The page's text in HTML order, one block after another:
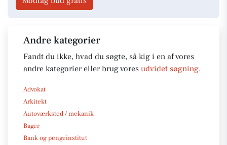
Andre kategorier
Fandt du ikke, hvad du søgte, så kig i en af vores
andre kategorier eller brug vores udvidet søgning.
Advokat
Arkitekt
Autoværksted / mekanik
Bager
Bank og pengeinstitut